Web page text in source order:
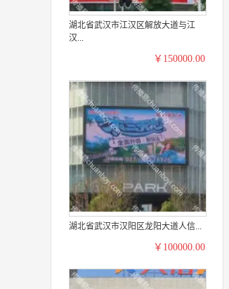
湖北省武汉市江汉区解放大道与江
汉...
￥150000.00
湖北省武汉市汉阳区龙阳大道人信...
￥100000.00